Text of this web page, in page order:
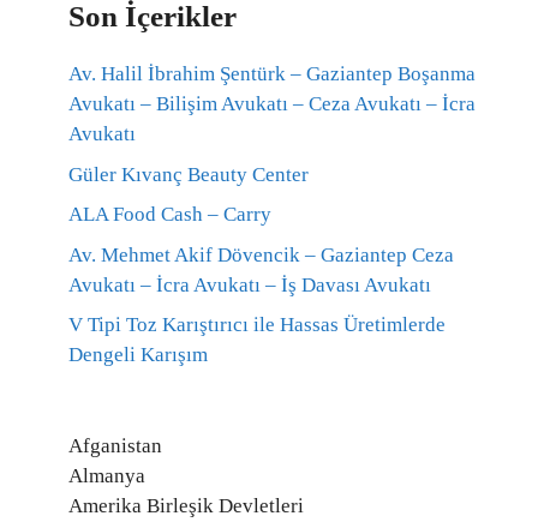
Son İçerikler
Av. Halil İbrahim Şentürk – Gaziantep Boşanma
Avukatı – Bilişim Avukatı – Ceza Avukatı – İcra
Avukatı
Güler Kıvanç Beauty Center
ALA Food Cash – Carry
Av. Mehmet Akif Dövencik – Gaziantep Ceza
Avukatı – İcra Avukatı – İş Davası Avukatı
V Tipi Toz Karıştırıcı ile Hassas Üretimlerde
Dengeli Karışım
Afganistan
Almanya
Amerika Birleşik Devletleri